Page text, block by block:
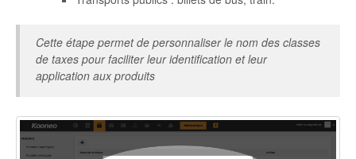
Cette étape permet de personnaliser le nom des classes
de taxes pour faciliter leur identification et leur
application aux produits